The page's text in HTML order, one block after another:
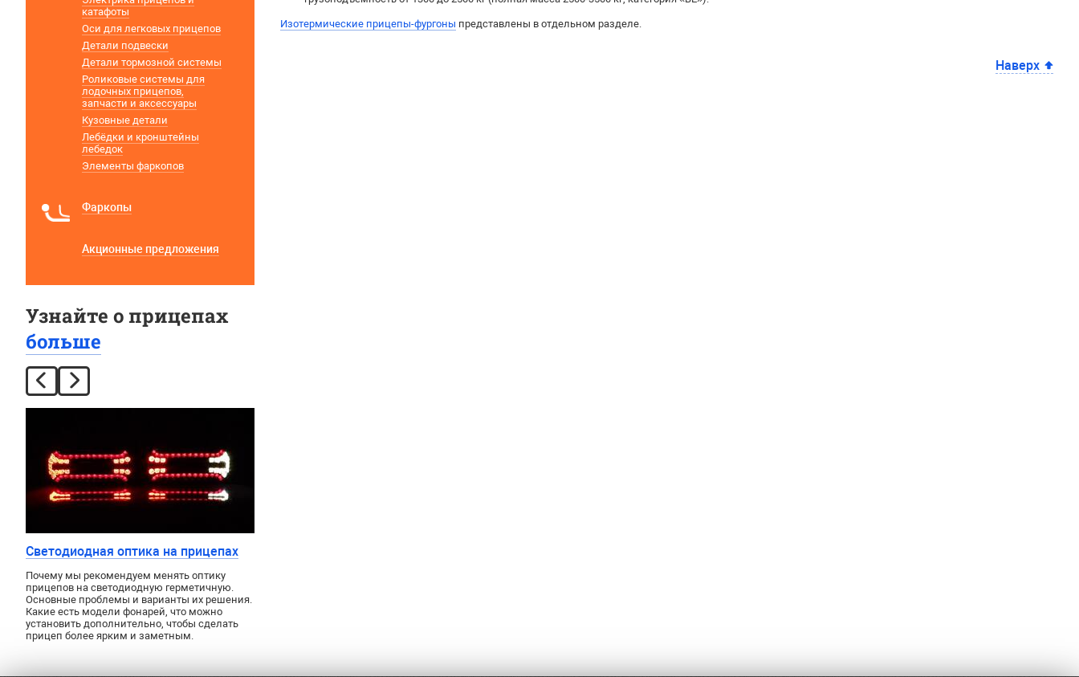
Изотермические прицепы-фургоны представлены в отдельном разделе.
Наверх
катафоты
Оси для легковых прицепов
Детали подвески
Детали тормозной системы
Роликовые системы для
лодочных прицепов,
запчасти и аксессуары
Кузовные детали
Лебёдки и кронштейны
лебедок
Элементы фаркопов
Фаркопы
Акционные предложения
Узнайте о прицепах
больше
Светодиодная оптика на прицепах
Почему мы рекомендуем менять оптику
прицепов на светодиодную герметичную.
Основные проблемы и варианты их решения.
Какие есть модели фонарей, что можно
установить дополнительно, чтобы сделать
прицеп более ярким и заметным.